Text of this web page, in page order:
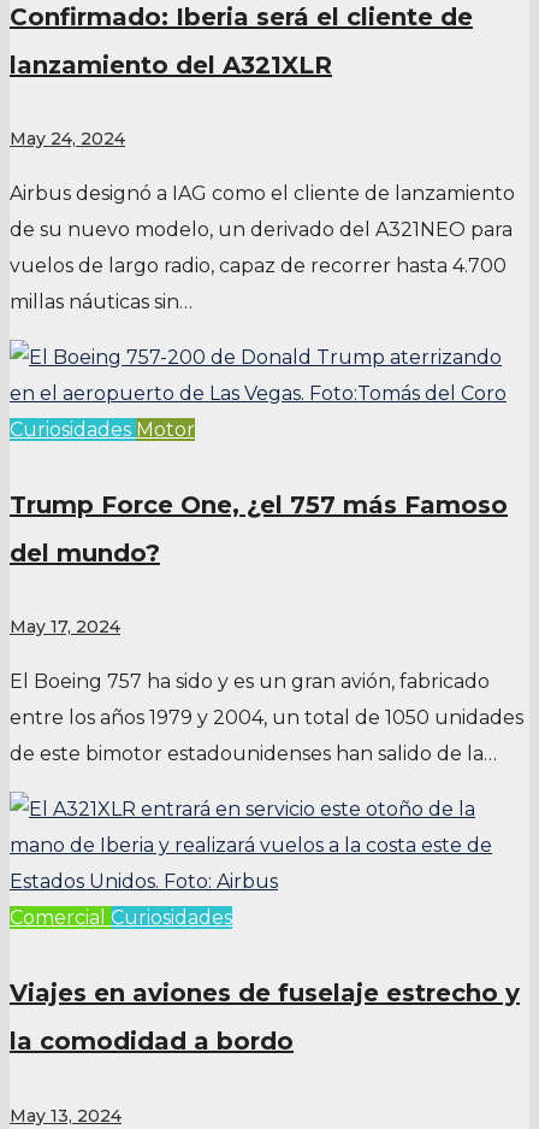
Confirmado: Iberia será el cliente de
lanzamiento del A321XLR
May 24, 2024
Airbus designó a IAG como el cliente de lanzamiento
de su nuevo modelo, un derivado del A321NEO para
vuelos de largo radio, capaz de recorrer hasta 4.700
millas náuticas sin…
Curiosidades Motor
Trump Force One, ¿el 757 más Famoso
del mundo?
May 17, 2024
El Boeing 757 ha sido y es un gran avión, fabricado
entre los años 1979 y 2004, un total de 1050 unidades
de este bimotor estadounidenses han salido de la…
Comercial Curiosidades
Viajes en aviones de fuselaje estrecho y
la comodidad a bordo
May 13, 2024